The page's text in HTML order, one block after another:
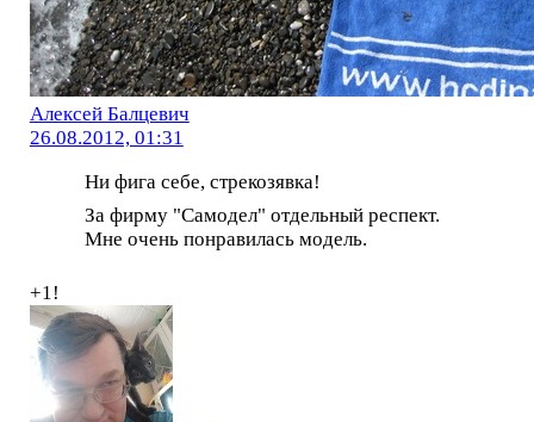
Алексей Балцевич
26.08.2012, 01:31
Ни фига себе, стрекозявка!
За фирму "Самодел" отдельный респект.
Мне очень понравилась модель.
+1!